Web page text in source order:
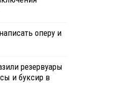
оперу и
резервуары
и буксир в